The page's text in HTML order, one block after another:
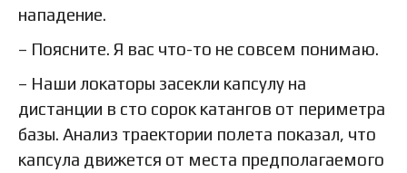
нападение.
– Поясните. Я вас что-то не совсем понимаю.
– Наши локаторы засекли капсулу на
дистанции в сто сорок катангов от периметра
базы. Анализ траектории полета показал, что
капсула движется от места предполагаемого